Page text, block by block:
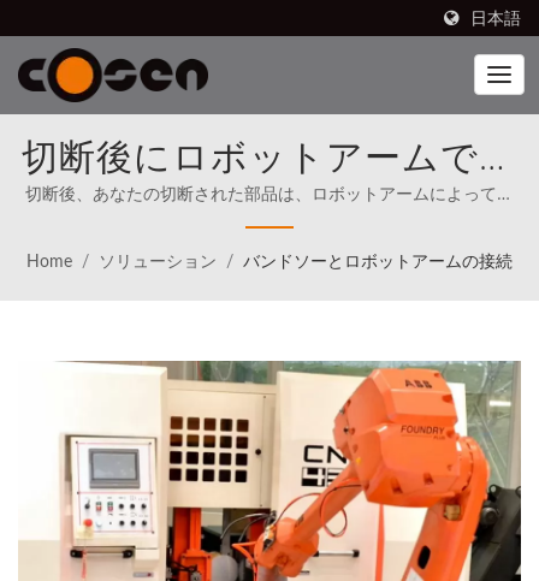
日本語
切断後にロボットアームでピ
ックアップ、仕分け、移動す
る | 最先端のロボティクスを
切断後、あなたの切断された部品は、ロボットアームによってピ
80か国で販売されています（1989年から）。Cosenは、最初から
Home / ソリューション / バンドソーとロボットアームの接続